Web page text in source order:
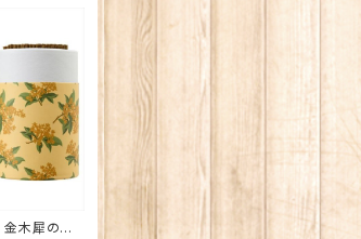
木犀の香